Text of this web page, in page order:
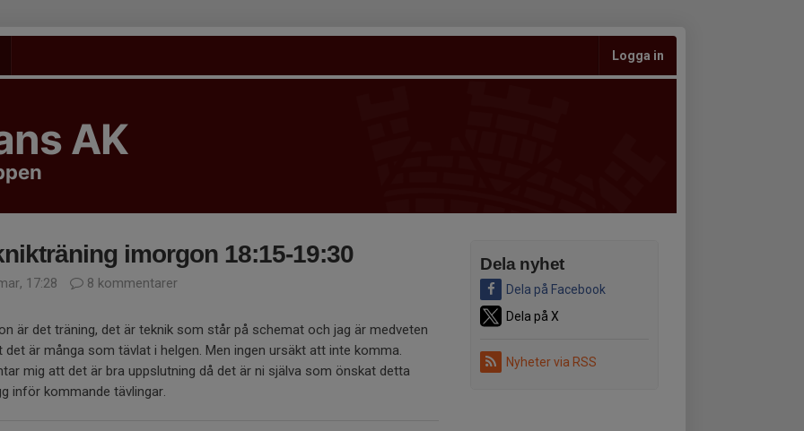
Logga in
AK
Dela nyhet
Dela på Facebook
Dela på X
Nyheter via RSS
imorgon 18:15-19:30
17:28 8 kommentarer
är det träning, det är teknik som står på schemat och jag är medveten
det är många som tävlat i helgen. Men ingen ursäkt att inte komma.
mig att det är bra uppslutning då det är ni själva som önskat detta
inför kommande tävlingar.